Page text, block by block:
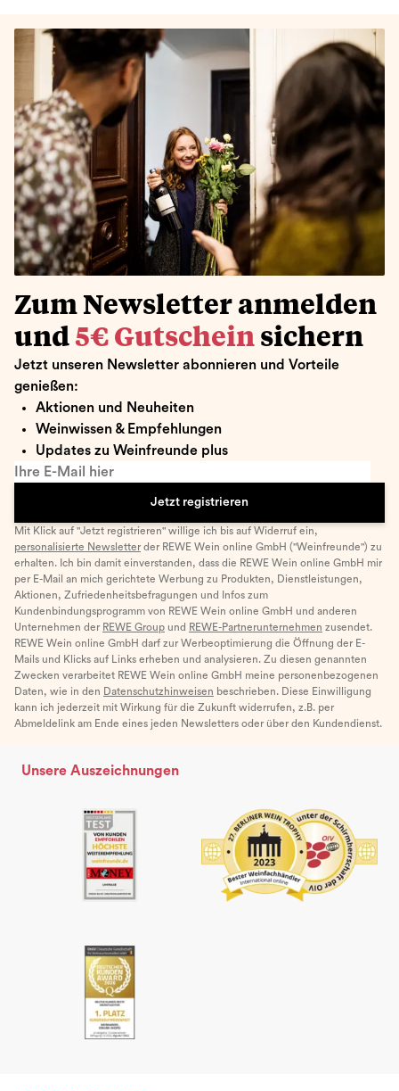
Zum Newsletter anmelden
und 5€ Gutschein sichern
Jetzt unseren Newsletter abonnieren und Vorteile
genießen:
Aktionen und Neuheiten
Weinwissen & Empfehlungen
Updates zu Weinfreunde plus
Ihre E-Mail hier
Jetzt registrieren
Mit Klick auf "Jetzt registrieren" willige ich bis auf Widerruf ein,
personalisierte Newsletter der REWE Wein online GmbH ("Weinfreunde") zu
erhalten. Ich bin damit einverstanden, dass die REWE Wein online GmbH mir
per E-Mail an mich gerichtete Werbung zu Produkten, Dienstleistungen,
Aktionen, Zufriedenheitsbefragungen und Infos zum
Kundenbindungsprogramm von REWE Wein online GmbH und anderen
Unternehmen der REWE Group und REWE-Partnerunternehmen zusendet.
REWE Wein online GmbH darf zur Werbeoptimierung die Öffnung der E-
Mails und Klicks auf Links erheben und analysieren. Zu diesen genannten
Zwecken verarbeitet REWE Wein online GmbH meine personenbezogenen
Daten, wie in den Datenschutzhinweisen beschrieben. Diese Einwilligung
kann ich jederzeit mit Wirkung für die Zukunft widerrufen, z.B. per
Abmeldelink am Ende eines jeden Newsletters oder über den Kundendienst.
Unsere Auszeichnungen